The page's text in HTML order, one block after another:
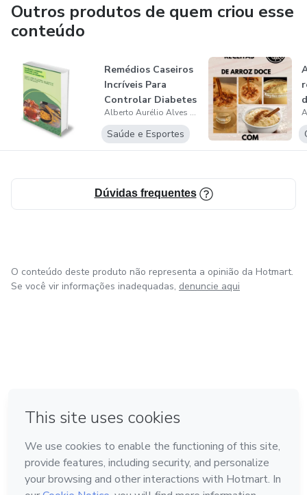
Outros produtos de quem criou esse
conteúdo
Remédios Caseiros
Incríveis Para
Controlar Diabetes
Alberto Aurélio Alves Bambi
Saúde e Esportes
Dúvidas frequentes
O conteúdo deste produto não representa a opinião da Hotmart.
Se você vir informações inadequadas, denuncie aqui
Feito com ❤ na Cidade do México